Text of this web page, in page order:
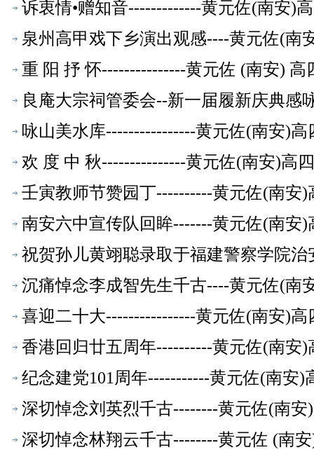
诉衷情•赠知音-------------黄元佐(南安)
泉州高甲戏下乡演出观感----黄元佐(南
重 阳 抒 怀---------------黄元佐 (南安)
良庵大宗祠管委会--新一届履新庆典感
【校友文萃】
咏山美水库----------------黄元佐(南安)
欢 度 中 秋---------------黄元佐(南安)高
壬寅教师节赞园丁----------黄元佐(南安
南安六中宣传队回眸-------黄元佐(南安
祝贺孙儿黄翊聪录取于福建警察学院
教师【校友文萃】
沉痛悼念李成智先生千古----黄元佐(南
喜迎二十大----------------黄元佐(南安)
香港回归廿五周年----------黄元佐(南安
纪念建党101周年-----------黄元佐(南安
深切悼念刘英烈千古--------黄元佐(南
深切悼念林翔云千古--------黄元佐 (南